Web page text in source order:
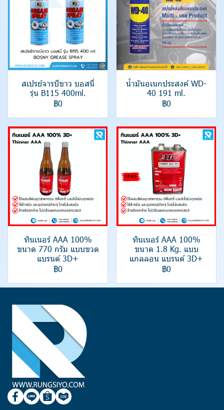
สเปรย์จารบีขาว บอสนี่
รุ่น B115 400ml.
฿0
น้ำมันอเนกประสงค์ WD-
40 191 ml.
฿0
ทินเนอร์ AAA 100%
ขนาด 770 กรัม แบบขวด
แบรนด์ 3D+
฿0
ทินเนอร์ AAA 100%
ขนาด 1.8 Kg. แบบ
แกลลอน แบรนด์ 3D+
฿0